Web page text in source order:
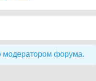
модератором форума.